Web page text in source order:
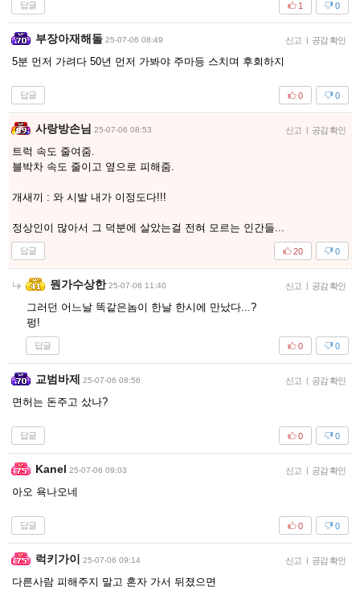
답글 0
1
부장아재해돌 25-07-06 08:49 신고 공감 확인
5분 먼저 가려다 50년 먼저 가봐야 주마등 스치며 후회하지
답글 0
0
사랑방손님 25-07-06 08:53 신고 공감 확인
트럭 속도 줄여줌.
블박차 속도 줄이고 옆으로 피해줌.
개새끼 : 와 시발 내가 이정도다!!!
정상인이 많아서 그 덕분에 살았는걸 전혀 모르는 인간들...
답글 0
20
뭔가수상한 25-07-06 11:40 신고 공감 확인
그러던 어느날 똑같은놈이 한날 한시에 만났다...?
펑!
답글 0
0
교범바제 25-07-06 08:56 신고 공감 확인
면허는 돈주고 샀나?
답글 0
0
Kanel 25-07-06 09:03 신고 공감 확인
아오 욕나오네
답글 0
0
럭키가이 25-07-06 09:14 신고 공감 확인
다른사람 피해주지 말고 혼자 가서 뒤졌으면